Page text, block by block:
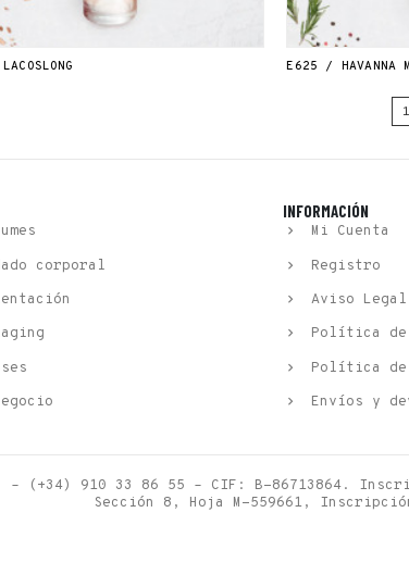
E625 / HAVANNA
1
corporal
INFORMACIÓN
Mi Cuenta
Registro
Aviso Legal
Política de
Política de
Envíos y
– (+34) 910 33 86 55 – CIF: B-86713864.
Sección 8, Hoja M-559661,